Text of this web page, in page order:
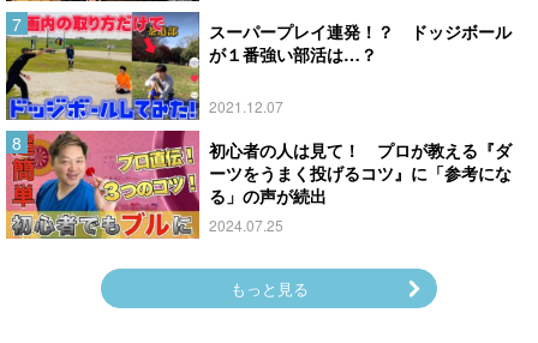
スーパープレイ連発！？ ドッジボール
が１番強い部活は…？
2021.12.07
初心者の人は見て！ プロが教える『ダ
ーツをうまく投げるコツ』に「参考にな
る」の声が続出
2024.07.25
もっと見る